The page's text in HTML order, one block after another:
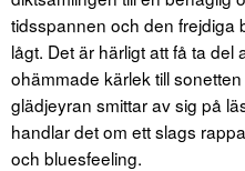
tidsspannen och den frejdiga
lågt. Det är härligt att få ta
ohämmade kärlek till
glädjeyran smittar av sig på
handlar det om ett slags
och bluesfeeling.